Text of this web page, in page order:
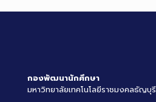
กองพัฒนานักศึกษา
มหาวิทยาลัยเทคโนโลยีราชมงคลธัญบุรี